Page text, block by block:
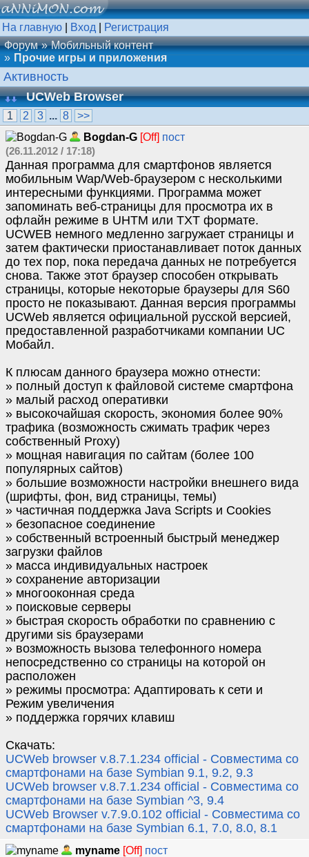
На главную Вход
Регистрация
Форум
Мобильный контент
Прочие игры и приложения
Активность
UCWeb Browser
1 2 3 ... 8
>>
Bogdan-G [Off] пост
(26.11.2012 / 17:18)
Данная программа для смартфонов является
мобильным Wap/Web-браузером с несколькими
интересными функциями. Программа может
запоминать веб-страницы для просмотра их в
офлайн режиме в UHTM или TXT формате.
UCWEB немного медленно загружает страницы и
затем фактически приостанавливает поток данных
до тех пор, пока передача данных не потребуется
снова. Также этот браузер способен открывать
страницы, которые некоторые браузеры для S60
просто не показывают. Данная версия программы
UCWeb является официальной русской версией,
предоставленной разработчиками компании UC
Мобайл.
К плюсам данного браузера можно отнести:
» полный доступ к файловой системе смартфона
» малый расход оперативки
» высокочайшая скорость, экономия более 90%
трафика (возможность сжимать трафик через
собственный Proxy)
» мощная навигация по сайтам (более 100
популярных сайтов)
» большие возможности настройки внешнего вида
(шрифты, фон, вид страницы, темы)
» частичная поддержка Java Scripts и Cookies
» безопасное соединение
» собственный встроенный быстрый менеджер
загрузки файлов
» масса индивидуальных настроек
» сохранение авторизации
» многооконная среда
» поисковые серверы
» быстрая скорость обработки по сравнению с
другими sis браузерами
» возможность вызова телефонного номера
непосредственно со страницы на которой он
расположен
» режимы просмотра: Адаптировать к сети и
Режим увеличения
» поддержка горячих клавиш
Скачать:
UCWeb browser v.8.7.1.234 official - Cовместима со
смартфонами на базе Symbian 9.1, 9.2, 9.3
UCWeb browser v.8.7.1.234 official - Cовместима со
смартфонами на базе Symbian ^3, 9.4
UCWeb Browser v.7.9.0.102 official - Cовместима со
смартфонами на базе Symbian 6.1, 7.0, 8.0, 8.1
myname [Off] пост